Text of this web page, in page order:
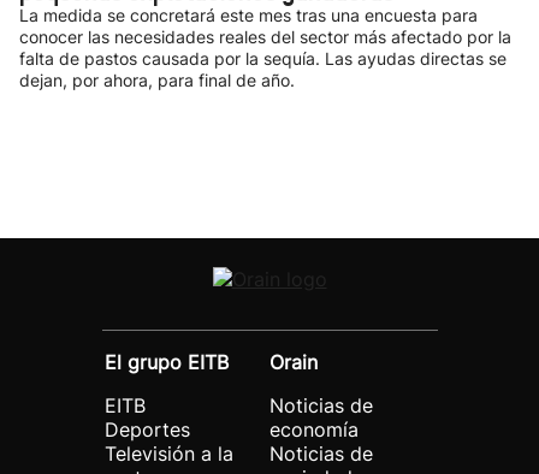
La medida se concretará este mes tras una encuesta para
conocer las necesidades reales del sector más afectado por la
falta de pastos causada por la sequía. Las ayudas directas se
dejan, por ahora, para final de año.
El grupo EITB
EITB
Deportes
Televisión a la
Orain
Noticias de
economía
Noticias de